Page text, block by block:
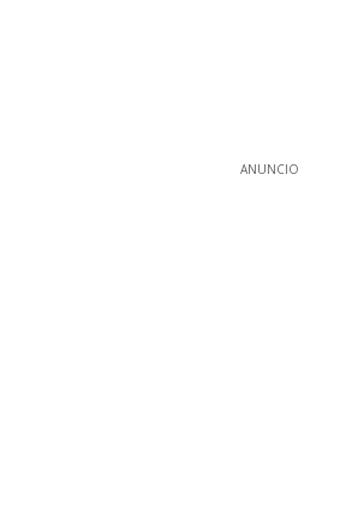
ANUNCIO